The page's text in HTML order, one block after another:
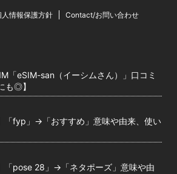
情報保護方針 Contact/お問い合わせ
「eSIM-san（イーシムさん）」口コミ
も◎】
「fyp」→「おすすめ」意味や由来、使い
「pose 28」→「ネタポーズ」意味や由